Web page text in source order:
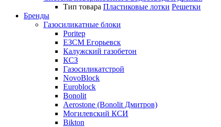
Тип товара Пластиковые лотки Решетки
Бренды
Газосиликатные блоки
Poritep
ЕЗСМ Егорьевск
Калужский газобетон
КСЗ
Газосиликатстрой
NovoBlock
Euroblock
Bonolit
Aerostone (Bonolit Дмитров)
Могилевский КСИ
Bikton